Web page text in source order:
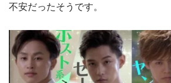
不安だったそうです。